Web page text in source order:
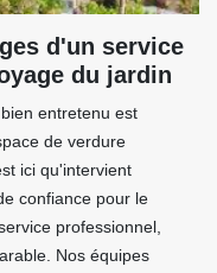
d'un service
du jardin
entretenu est
de verdure
ici qu'intervient
confiance pour le
professionnel,
Nos équipes